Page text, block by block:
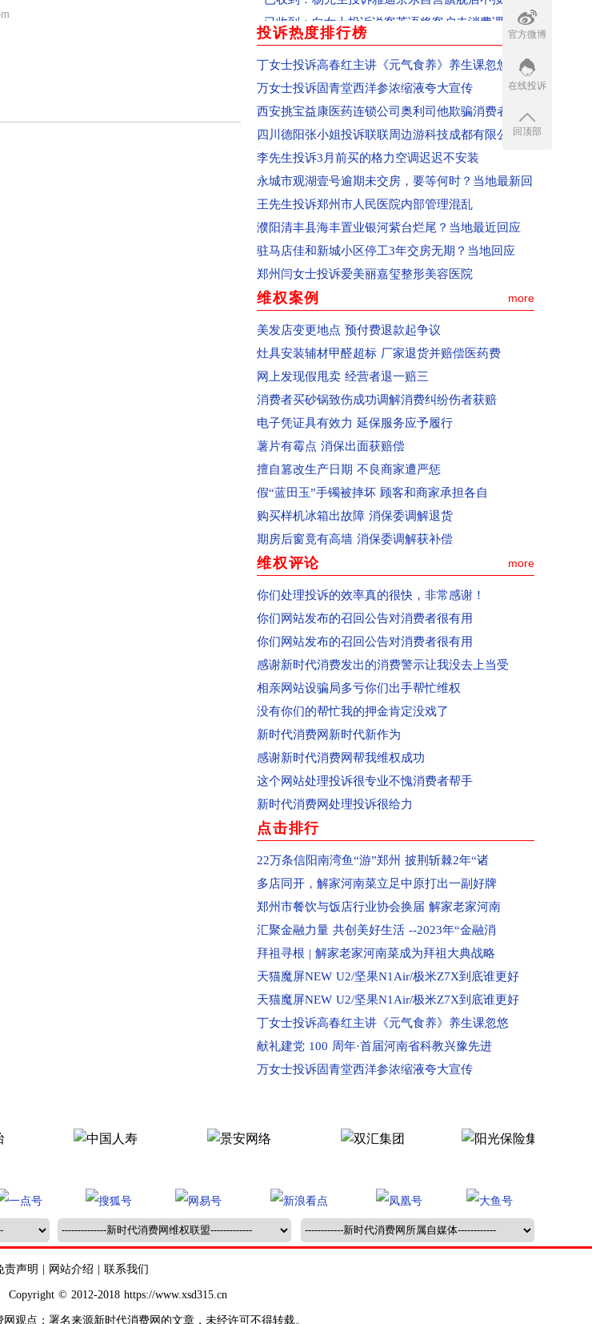
已收到：向女士投诉说客英语将客户未消费课时清
已受理：黄先生投诉票牛网霸王条款拒不退款、态
已收到：江苏盖女士投诉郑州爱美丽嘉玺整形美容
回复：河南省郑州市群众投诉泰山誉景已收到
已受理：河南省新郑市群众投诉新郑南龙湖孔雀城
已受理：河南省清丰县群众投诉海丰置业
已受理：河南省郑州市群众投诉天旺广场鲤鱼门饭
已受理：消费者投诉天猫宝洁官方旗舰店
已收到：消费者投诉青岛航空公司
已收到：河南郑州市消费者投诉大学路南四环鑫苑
已收到：河南省郑州市群众投诉郑州经开区阳光城
已收到：河南省商丘群众投诉商丘市中心汽车站
回复：河南省商丘群众投诉上华东庐已收到
回复：河南省商丘群众投诉前程嘉苑已收到
已受理：河南省西平县群众投诉美景国际现代城
已收到：河南省周口市淮阳区群众投诉华悦学府
已受理：业主投诉驻马店市上海滩花园
已收到：业主投诉济源天坛办事处商都苑
回复：河南省济源群众投诉公租房已收到
回复：平顶山群众投诉群星汇中心城美食城已收到
回复：河南省平顶山市群众投诉亚丁湾已收到
已收到：信阳市商城县消费者投诉阳光帝景
已收到：平顶山消费者投诉黄金花园
已收到：驻马店袁先生投诉爱克儿童梦幻乐园
回复：河南汝州市群众投诉汝州市南关花园C区已
回复：河南省洛阳市孟津区群众投诉中央花园已收
回复：河南省郑州高新区群众投诉金海西湖美景小
回复：河南省郑州二七区群众投诉河南书山教育已
已受理：河南省郑州金水区群众投诉郑州康宁南洋
已受理：佛山消费者梁女士投诉Owhat
已收到：消费者投诉新蔡县共享电动车
已收到：业主投诉焦作市常绿林溪谷
已受理：郑州市消费者投诉河南移动
已收到：业主投诉永城市观湖壹号
已受理：海南孟女士投诉京东
已受理：河南洛阳市群众投诉洛阳百汇城
已受理：业主投诉新郑民航国际玺苑
已受理：业主投诉汝州金域华府小区
已收到：兰考县业主投诉凤凰城
回复：河南驻马店消费者投诉驻马店市红星国际广
回复：许昌刘先生投诉中国联合网络通信有限公司
回复：河南信阳消费者投诉中国移动河南公司已受
投诉热度排行榜 more
丁女士投诉高春红主讲《元气食养》养生课忽悠
万女士投诉固青堂西洋参浓缩液夸大宣传
西安挑宝益康医药连锁公司奥利司他欺骗消费者
四川德阳张小姐投诉联联周边游科技成都有限公
李先生投诉3月前买的格力空调迟迟不安装
永城市观湖壹号逾期未交房，要等何时？当地最新回
王先生投诉郑州市人民医院内部管理混乱
濮阳清丰县海丰置业银河紫台烂尾？当地最近回应
驻马店佳和新城小区停工3年交房无期？当地回应
郑州闫女士投诉爱美丽嘉玺整形美容医院
维权案例 more
美发店变更地点 预付费退款起争议
灶具安装辅材甲醛超标 厂家退货并赔偿医药费
网上发现假甩卖 经营者退一赔三
消费者买砂锅致伤成功调解消费纠纷伤者获赔
电子凭证具有效力 延保服务应予履行
薯片有霉点 消保出面获赔偿
擅自篡改生产日期 不良商家遭严惩
假“蓝田玉”手镯被摔坏 顾客和商家承担各自
购买样机冰箱出故障 消保委调解退货
期房后窗竟有高墙 消保委调解获补偿
维权评论 more
你们处理投诉的效率真的很快，非常感谢！
你们网站发布的召回公告对消费者很有用
你们网站发布的召回公告对消费者很有用
感谢新时代消费发出的消费警示让我没去上当受
相亲网站设骗局多亏你们出手帮忙维权
没有你们的帮忙我的押金肯定没戏了
新时代消费网新时代新作为
感谢新时代消费网帮我维权成功
这个网站处理投诉很专业不愧消费者帮手
新时代消费网处理投诉很给力
点击排行
22万条信阳南湾鱼“游”郑州 披荆斩棘2年“诸
多店同开，解家河南菜立足中原打出一副好牌
郑州市餐饮与饭店行业协会换届 解家老家河南
汇聚金融力量 共创美好生活 --2023年“金融消
拜祖寻根 | 解家老家河南菜成为拜祖大典战略
天猫魔屏NEW U2/坚果N1Air/极米Z7X到底谁更好
天猫魔屏NEW U2/坚果N1Air/极米Z7X到底谁更好
丁女士投诉高春红主讲《元气食养》养生课忽悠
献礼建党 100 周年·首届河南省科教兴豫先进
万女士投诉固青堂西洋参浓缩液夸大宣传
责声明 网站介绍 联系我们
© 2012-2018 https://www.xsd315.cn
观点；署名来源新时代消费网的文章，未经许可不得转载。
官方微博
在线投诉
回顶部